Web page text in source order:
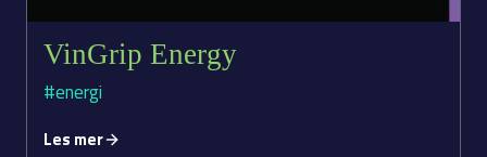
VinGrip Energy
#energi
Les mer